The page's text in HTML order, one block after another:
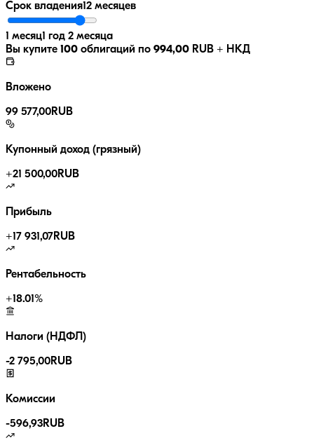
Срок владения12 месяцев
1 месяц1 год 2 месяца
Вы купите 100 облигаций по 994,00 RUB + НКД
Вложено
99 577,00RUB
Купонный доход (грязный)
+21 500,00RUB
Прибыль
+17 931,07RUB
Рентабельность
+18.01%
Налоги (НДФЛ)
-2 795,00RUB
Комиссии
-596,93RUB